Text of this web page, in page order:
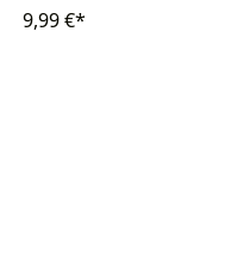
9,99 €*